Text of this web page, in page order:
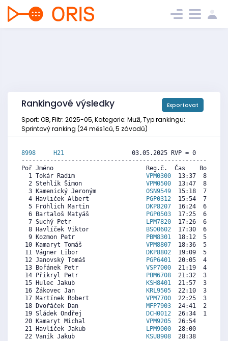
Rankingové výsledky Exportovat
Sport: OB, Filtr: 2025-05, Kategorie: Muži, Typ rankingu:
Sprintový ranking (24 měsíců, 5 závodů)
8998 H21
03.05.2025 RVP = 0     IP
Poř Jméno                          Reg.č.  Čas    Body
  1 Tokár Radim
VPM0300
13:37  8404
  2 Stehlík Šimon
VPM0500
13:47  8310
  3 Kamenický Jeroným
OSN9549
15:18  7452
  4 Havliček Albert
PGP0312
15:54  7112
  5 Fröhlich Martin
DKP8207
16:24  6829
  6 Bartaloš Matyáš
PGP0503
17:25  6254
  7 Suchý Petr
LPM7820
17:26  6244
  8 Havlíček Viktor
BSO0602
17:30  6207
  9 Kozmon Petr
PBM8301
18:12  5810
10 Kamaryt Tomáš VPM8807
18:36  5584
11 Vágner Libor
DKP8802
19:09  5273
12 Janovský Tomáš
PGP6401
20:05  4744
13 Bořánek Petr VSP7000
21:19  4046
14 Přikryl Petr
PBM6708
21:32  3924
15 Hulec Jakub
KSH8401
21:57  3688
16 Žákovec Jan
KRL9505
22:10  3565
17 Martínek Robert VPM7700
22:25  3424
18 Dvořáček Dan MFP7903
24:41  2141
19 Sládek Ondřej
DCH0012
26:34  1075
20 Kamaryt Michal VPM9205
26:54   887
21 Havlíček Jakub
LPM9000
28:00   264
22 Vaník Jakub
KSU8908
28:38     0